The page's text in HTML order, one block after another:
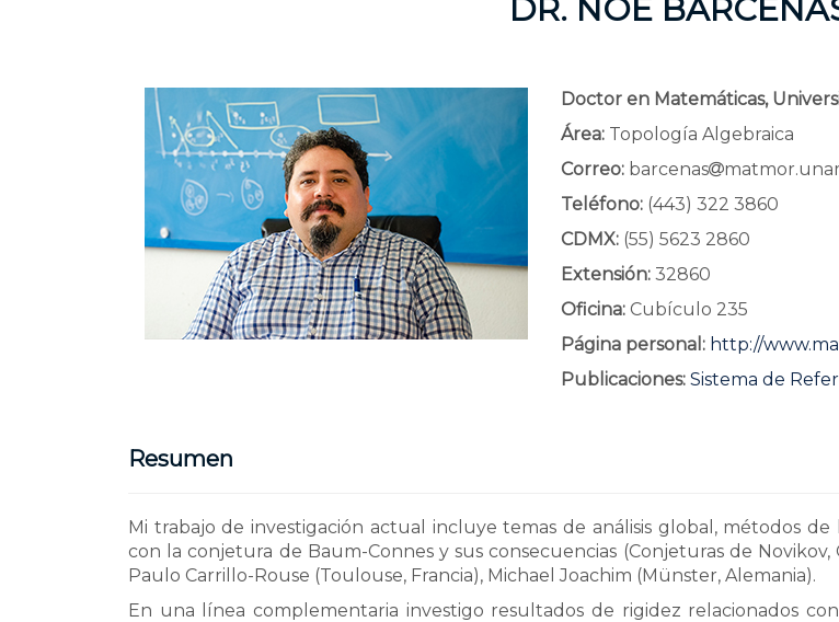
DR. NOÉ
Doctor en Matemáticas,
Área: Topología Algebraica
Correo: barcenas
Teléfono: (443) 322 3860
CDMX: (55) 5623 2860
Extensión: 32860
Oficina: Cubículo 235
Página personal: http://
Publicaciones: Sistema de
Resumen
Mi trabajo de investigación actual incluye temas de análisis global, métodos
con la conjetura de Baum-Connes y sus consecuencias (Conjeturas de
Paulo Carrillo-Rouse (Toulouse, Francia), Michael Joachim (Münster, Alemania).
En una línea complementaria investigo resultados de rigidez relacionados